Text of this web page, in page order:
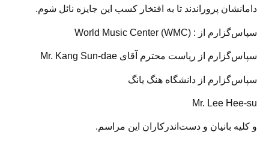
دامانشان پروراندند تا به افتخار کسب این جایزه نائل شوم.
سپاس‌گزارم از : (World Music Center (WMC
سپاس‌گزارم از ریاست محترم آقای Mr. Kang Sun-dae
سپاس‌گزارم از دانشگاه هنگ یانگ
Mr. Lee Hee-su
و کلیه بانیان و دست‌اندرکاران این مراسم.